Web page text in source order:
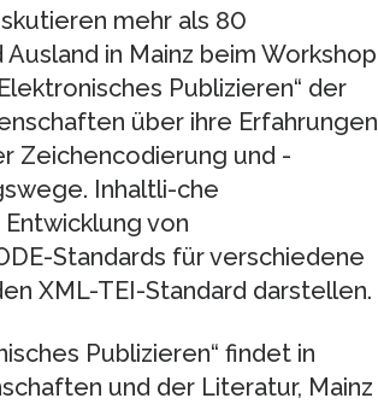
mehr als 80
in Mainz beim Workshop
Publizieren“ der
über ihre Erfahrungen
Zeichencodierung und -
Inhaltli-che
von
Standards für verschiedene
XML-TEI-Standard darstellen.
Publizieren“ findet in
und der Literatur, Mainz